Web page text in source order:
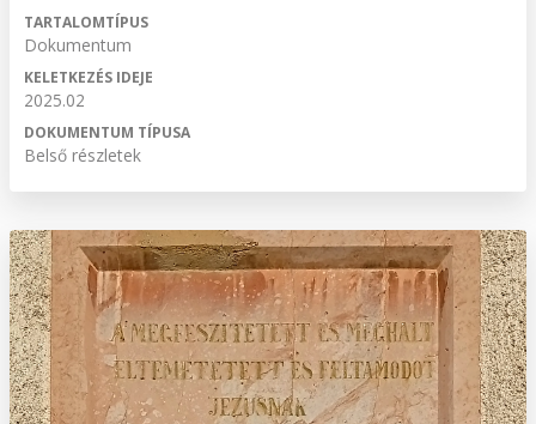
TARTALOMTÍPUS
Dokumentum
KELETKEZÉS IDEJE
2025.02
DOKUMENTUM TÍPUSA
Belső részletek